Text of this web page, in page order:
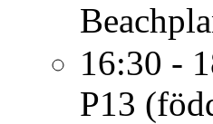
16:30 -
P13